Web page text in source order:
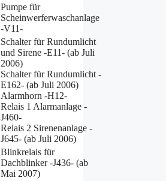
Pumpe für
Scheinwerferwaschanlage
-V11-
Schalter für Rundumlicht
und Sirene -E11- (ab Juli
2006)
Schalter für Rundumlicht -
E162- (ab Juli 2006)
Alarmhorn -H12-
Relais 1 Alarmanlage -
J460-
Relais 2 Sirenenanlage -
J645- (ab Juli 2006)
Blinkrelais für
Dachblinker -J436- (ab
Mai 2007)